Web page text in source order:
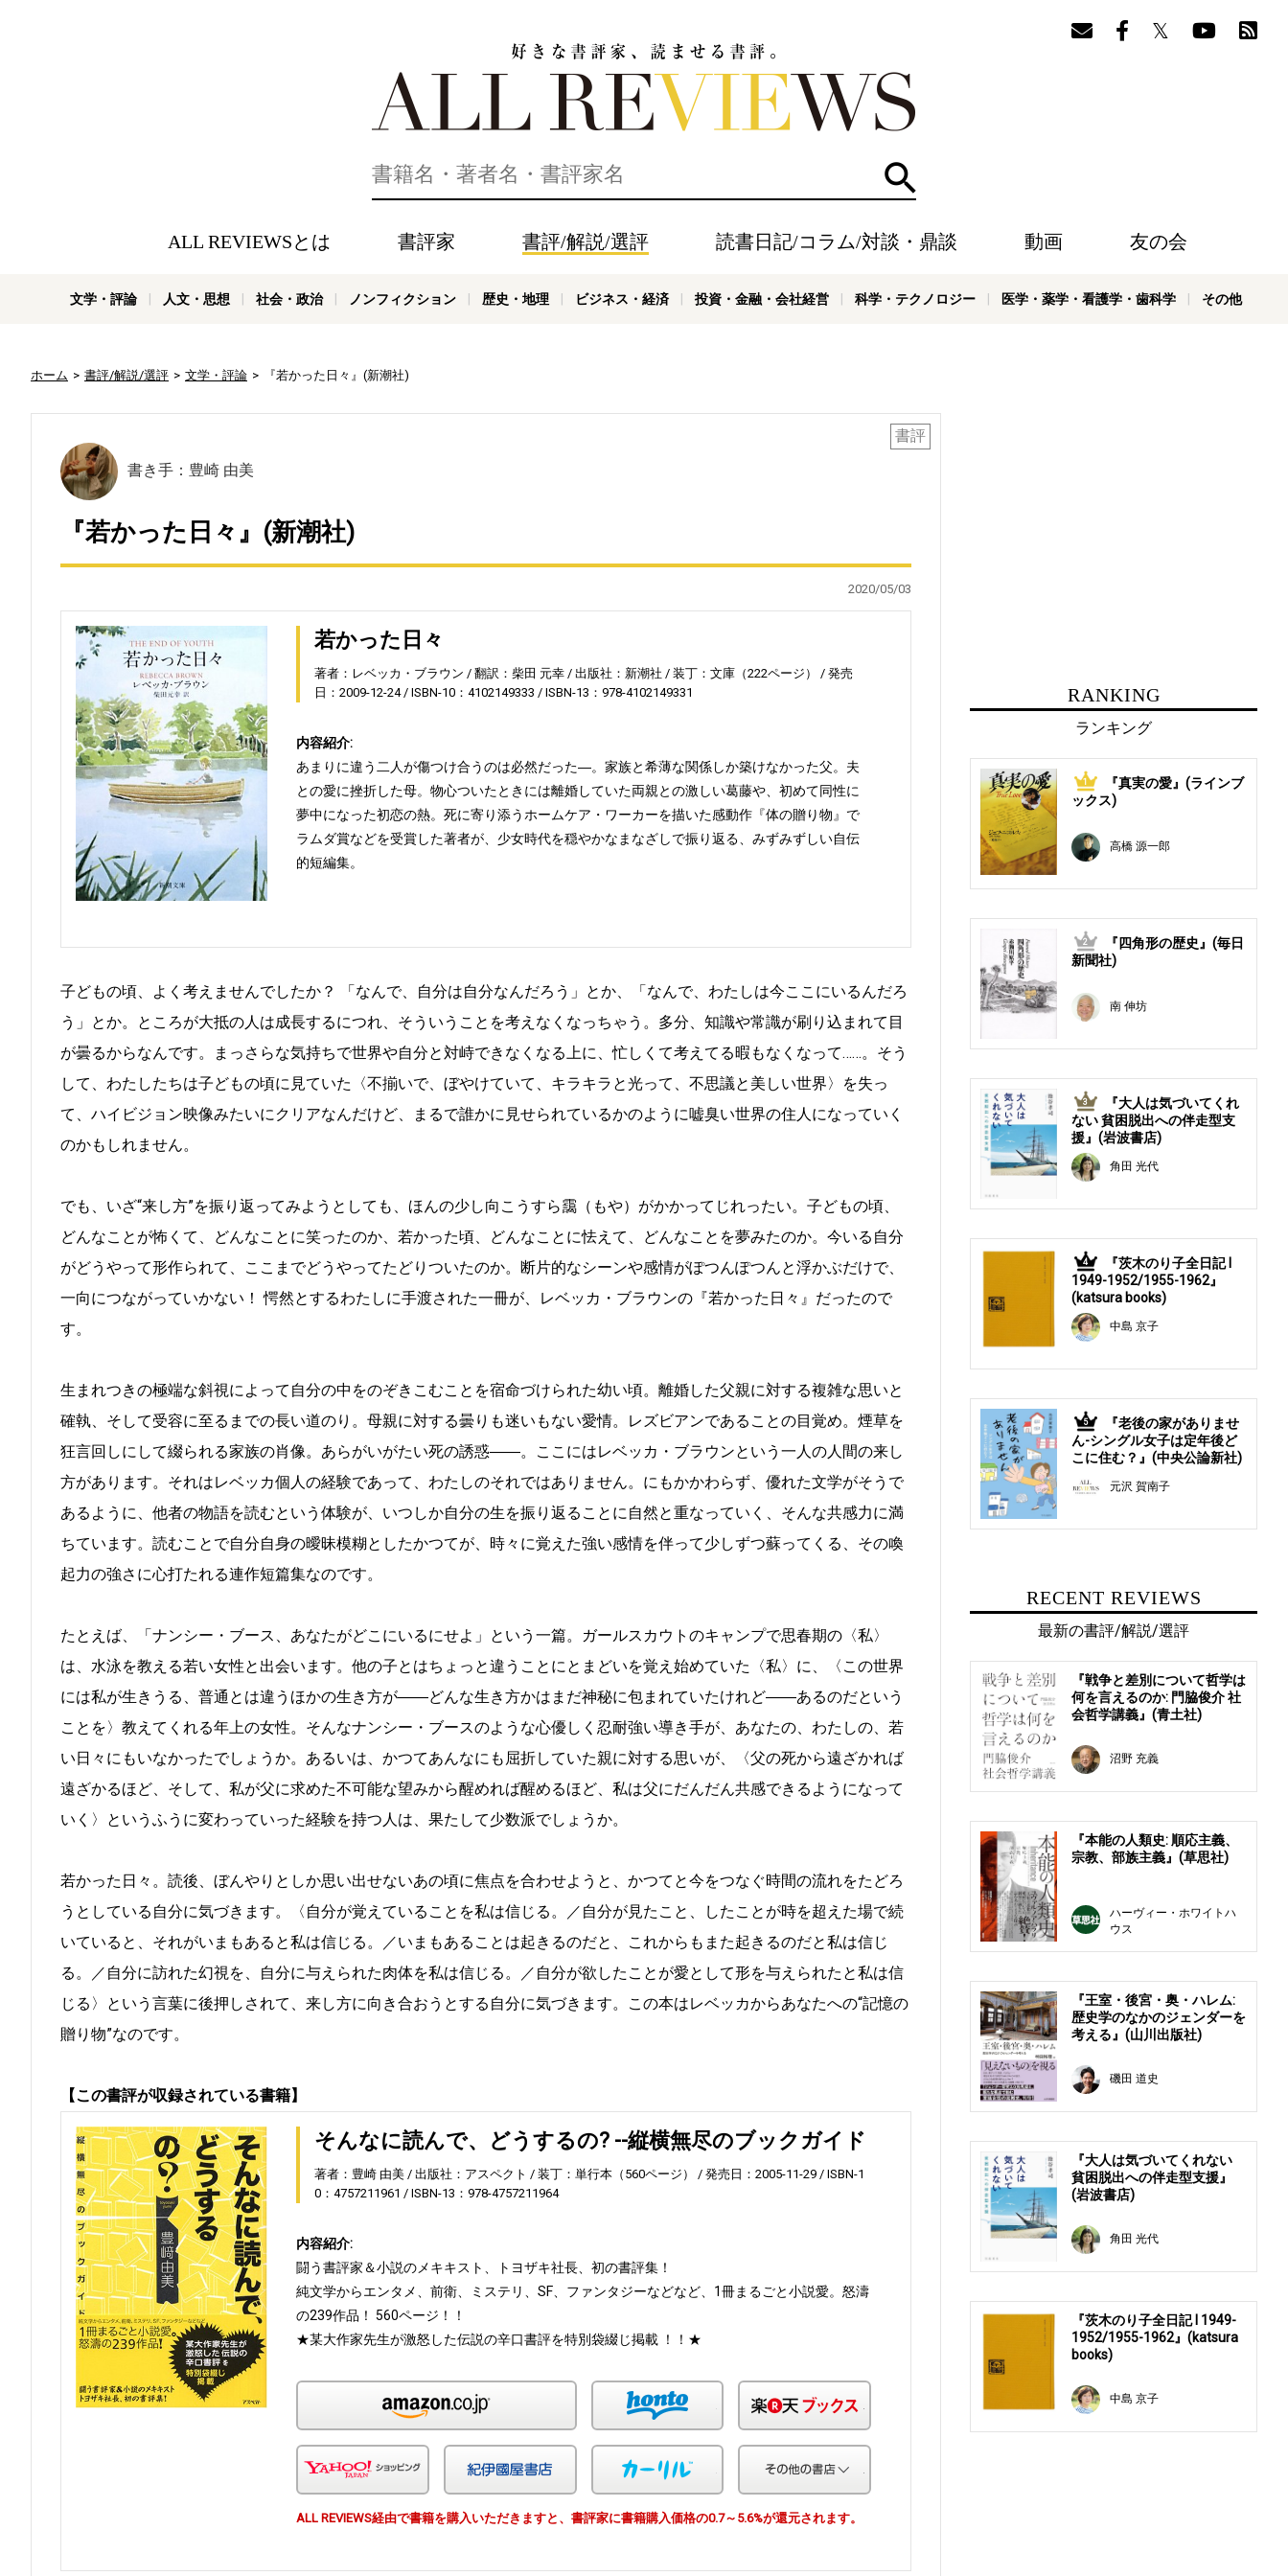
検索
ALL REVIEWSとは 書評家 書評/解説/選評 読書日記/コラム/対談・鼎談 動画 友の会
文学・評論 人文・思想 社会・政治 ノンフィクション 歴史・地理 ビジネス・経済 投資・金融・会社経営 科学・テクノロジー 医学・薬学・看護学・歯科学 その他
ホーム 書評/解説/選評 文学・評論 『若かった日々』(新潮社)
書評
書き手：豊崎 由美
『若かった日々』(新潮社)
2020/05/03
若かった日々
著者：レベッカ・ブラウン 翻訳：柴田 元幸 出版社：新潮社 装丁：文庫（222ページ）
発売
日：2009-12-24
ISBN-10：4102149333 ISBN-13：978-4102149331
内容紹介:
あまりに違う二人が傷つけ合うのは必然だった―。家族と希薄な関係しか築けなかった父。夫
との愛に挫折した母。物心ついたときには離婚していた両親との激しい葛藤や、初めて同性に
夢中になった初恋の熱。死に寄り添うホームケア・ワーカーを描いた感動作『体の贈り物』で
ラムダ賞などを受賞した著者が、少女時代を穏やかなまなざしで振り返る、みずみずしい自伝
的短編集。
子どもの頃、よく考えませんでしたか？ 「なんで、自分は自分なんだろう」とか、「なんで、わたしは今ここにいるんだろ
う」とか。ところが大抵の人は成長するにつれ、そういうことを考えなくなっちゃう。多分、知識や常識が刷り込まれて目
が曇るからなんです。まっさらな気持ちで世界や自分と対峙できなくなる上に、忙しくて考えてる暇もなくなって……。そう
して、わたしたちは子どもの頃に見ていた〈不揃いで、ぼやけていて、キラキラと光って、不思議と美しい世界〉を失っ
て、ハイビジョン映像みたいにクリアなんだけど、まるで誰かに見せられているかのように嘘臭い世界の住人になっていく
のかもしれません。
でも、いざ“来し方”を振り返ってみようとしても、ほんの少し向こうすら靄（もや）がかかってじれったい。子どもの頃、
どんなことが怖くて、どんなことに笑ったのか、若かった頃、どんなことに怯えて、どんなことを夢みたのか。今いる自分
がどうやって形作られて、ここまでどうやってたどりついたのか。断片的なシーンや感情がぽつんぽつんと浮かぶだけで、
一向につながっていかない！ 愕然とするわたしに手渡された一冊が、レベッカ・ブラウンの『若かった日々』だったので
す。
生まれつきの極端な斜視によって自分の中をのぞきこむことを宿命づけられた幼い頃。離婚した父親に対する複雑な思いと
確執、そして受容に至るまでの長い道のり。母親に対する曇りも迷いもない愛情。レズビアンであることの目覚め。煙草を
狂言回しにして綴られる家族の肖像。あらがいがたい死の誘惑――。ここにはレベッカ・ブラウンという一人の人間の来し
方があります。それはレベッカ個人の経験であって、わたしのそれではありません。にもかかわらず、優れた文学がそうで
あるように、他者の物語を読むという体験が、いつしか自分の生を振り返ることに自然と重なっていく、そんな共感力に満
ちています。読むことで自分自身の曖昧模糊としたかつてが、時々に覚えた強い感情を伴って少しずつ蘇ってくる、その喚
起力の強さに心打たれる連作短篇集なのです。
たとえば、「ナンシー・ブース、あなたがどこにいるにせよ」という一篇。ガールスカウトのキャンプで思春期の〈私〉
は、水泳を教える若い女性と出会います。他の子とはちょっと違うことにとまどいを覚え始めていた〈私〉に、〈この世界
には私が生きうる、普通とは違うほかの生き方が――どんな生き方かはまだ神秘に包まれていたけれど――あるのだという
ことを〉教えてくれる年上の女性。そんなナンシー・ブースのような心優しく忍耐強い導き手が、あなたの、わたしの、若
い日々にもいなかったでしょうか。あるいは、かつてあんなにも屈折していた親に対する思いが、〈父の死から遠ざかれば
遠ざかるほど、そして、私が父に求めた不可能な望みから醒めれば醒めるほど、私は父にだんだん共感できるようになって
いく〉というふうに変わっていった経験を持つ人は、果たして少数派でしょうか。
若かった日々。読後、ぼんやりとしか思い出せないあの頃に焦点を合わせようと、かつてと今をつなぐ時間の流れをたどろ
うとしている自分に気づきます。〈自分が覚えていることを私は信じる。／自分が見たこと、したことが時を超えた場で続
いていると、それがいまもあると私は信じる。／いまもあることは起きるのだと、これからもまた起きるのだと私は信じ
る。／自分に訪れた幻視を、自分に与えられた肉体を私は信じる。／自分が欲したことが愛として形を与えられたと私は信
じる〉という言葉に後押しされて、来し方に向き合おうとする自分に気づきます。この本はレベッカからあなたへの“記憶の
贈り物”なのです。
【この書評が収録されている書籍】
そんなに読んで、どうするの? --縦横無尽のブックガイド
著者：豊崎 由美 出版社：アスペクト 装丁：単行本（560ページ） 発売日：2005-11-29
ISBN-1
0：4757211961
ISBN-13：978-4757211964
内容紹介:
闘う書評家＆小説のメキキスト、トヨザキ社長、初の書評集！
純文学からエンタメ、前衛、ミステリ、SF、ファンタジーなどなど、1冊まるごと小説愛。怒濤
の239作品！ 560ページ！！
★某大作家先生が激怒した伝説の辛口書評を特別袋綴じ掲載 ！！★
honto
Yahoo!ショッピング 紀伊国屋 カーリル
ALL REVIEWS経由で書籍を購入いただきますと、書評家に書籍購入価格の0.7～5.6%が還元されます。
RANKING
ランキング
1
『真実の愛』(ラインブ
ックス)
高橋 源一郎
2
『四角形の歴史』(毎日
新聞社)
南 伸坊
3
『大人は気づいてくれ
ない 貧困脱出への伴走型支
援』(岩波書店)
角田 光代
4
『茨木のり子全日記 Ⅰ
1949-1952/1955-1962』
(katsura books)
中島 京子
5
『老後の家がありませ
ん-シングル女子は定年後ど
こに住む？』(中央公論新社)
元沢 賀南子
RECENT REVIEWS
最新の書評/解説/選評
『戦争と差別について哲学は
何を言えるのか: 門脇俊介 社
会哲学講義』(青土社)
沼野 充義
『本能の人類史: 順応主義、
宗教、部族主義』(草思社)
ハーヴィー・ホワイトハ
ウス
『王室・後宮・奥・ハレム:
歴史学のなかのジェンダーを
考える』(山川出版社)
磯田 道史
『大人は気づいてくれない
貧困脱出への伴走型支援』
(岩波書店)
角田 光代
『茨木のり子全日記 Ⅰ 1949-
1952/1955-1962』(katsura
books)
中島 京子